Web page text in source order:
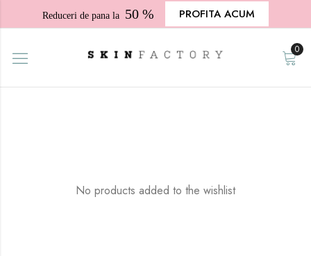
Reduceri de pana la 50 % PROFITA ACUM
0
No products added to the wishlist